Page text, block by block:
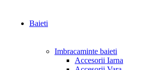
Baieti
Imbracaminte baieti
Accesorii Iarna